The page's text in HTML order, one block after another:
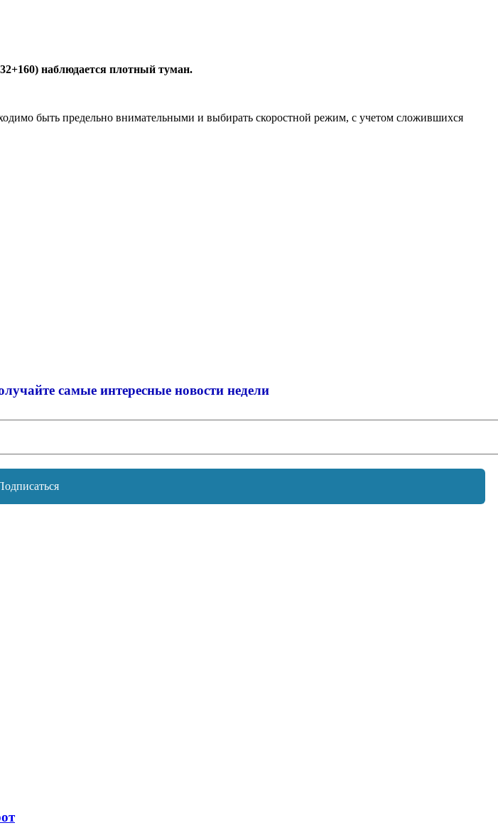
наблюдается плотный туман.
быть предельно внимательными и выбирать скоростной режим, с учетом сложившихся
самые интересные новости недели